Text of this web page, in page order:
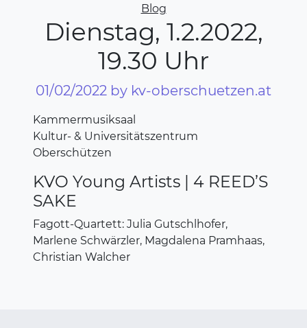
Categories
Blog
Dienstag, 1.2.2022,
19.30 Uhr
01/02/2022 by kv-oberschuetzen.at
Kammermusiksaal
Kultur- & Universitätszentrum
Oberschützen
KVO Young Artists | 4 REED’S
SAKE
Fagott-Quartett: Julia Gutschlhofer,
Marlene Schwärzler, Magdalena Pramhaas,
Christian Walcher